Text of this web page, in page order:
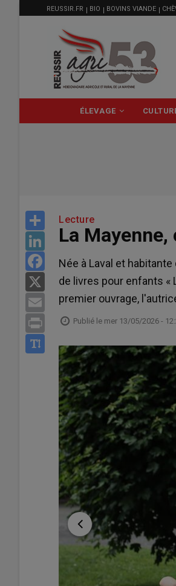
MENU
FILIÈRE
REUSSIR.FR BIO BOVINS VIANDE
PRINCIPALE
ÉLEVAGE
Share
LinkedIn
Facebook
Email
Print
Lecture
La
Née à Laval et
de livres pour enfants «
premier ouvrage,
Publié le mer 13/05/2026 -